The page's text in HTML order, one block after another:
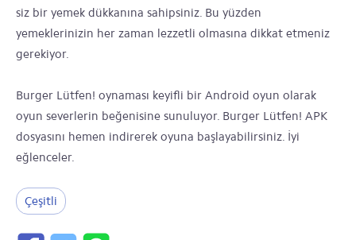
siz bir yemek dükkanına sahipsiniz. Bu yüzden
yemeklerinizin her zaman lezzetli olmasına dikkat etmeniz
gerekiyor.
Burger Lütfen! oynaması keyifli bir Android oyun olarak
oyun severlerin beğenisine sunuluyor. Burger Lütfen! APK
dosyasını hemen indirerek oyuna başlayabilirsiniz. İyi
eğlenceler.
Çeşitli